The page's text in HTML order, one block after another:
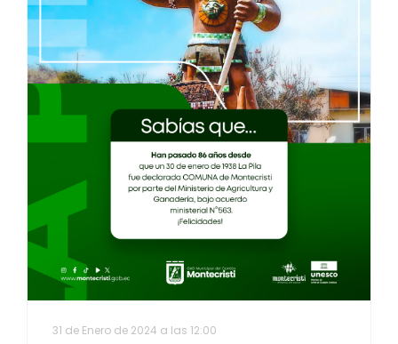
31 de Enero de 2024 a las 12:00